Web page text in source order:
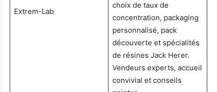
Extrem-Lab
choix de taux de
concentration, packaging
personnalisé, pack
découverte et spécialités
de résines Jack Herer.
Vendeurs experts, accueil
convivial et conseils